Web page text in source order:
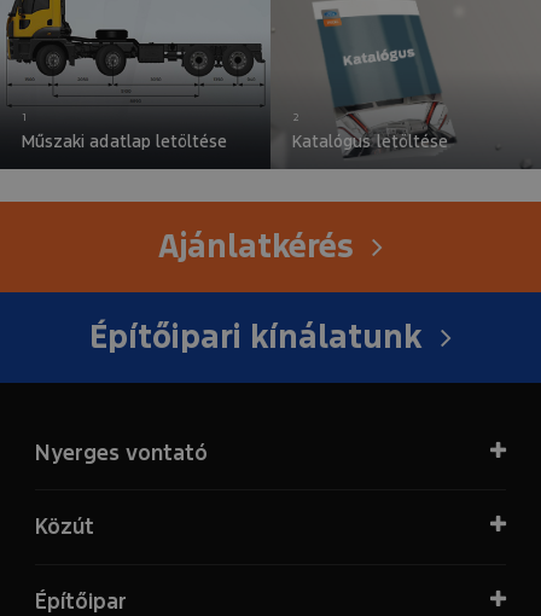
Műszaki adatlap letöltése Katalógus letöltése
Ajánlatkérés
Építőipari kínálatunk
Nyerges vontató
Közút
Építőipar